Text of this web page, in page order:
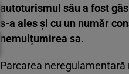
autoturismul său a fost
s-a ales și cu un număr
nemulțumirea sa.
Parcarea